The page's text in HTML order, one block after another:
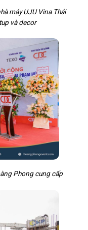
máy UJU Vina Thái
và decor
Phong cung cấp